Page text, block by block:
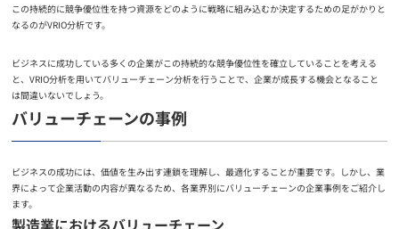
この持続的に競争優位性を持つ資源をどのように戦略に組み込むか決定するための足がかりと
なるのがVRIO分析です。
ビジネスに成功している多くの企業がこの持続的な競争優位性を確立していることを考える
と、VRIO分析を用いてバリューチェーン分析を行うことで、企業が成長する機会となること
は間違いないでしょう。
バリューチェーンの事例
ビジネスの成功には、価値を生み出す連鎖を理解し、最適化することが重要です。しかし、業
界によって企業活動の内容が異なるため、各業界別にバリューチェーンの企業事例をご紹介し
ます。
製造業におけるバリューチェーン